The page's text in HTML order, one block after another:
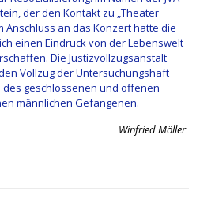
der den Kontakt zu „Theater
Anschluss an das Konzert hatte die
einen Eindruck von der Lebenswelt
Die Justizvollzugsanstalt
Vollzug der Untersuchungshaft
geschlossenen und offenen
männlichen Gefangenen.
Winfried Möller